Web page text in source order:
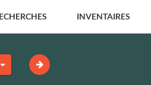
INVENTAIRES